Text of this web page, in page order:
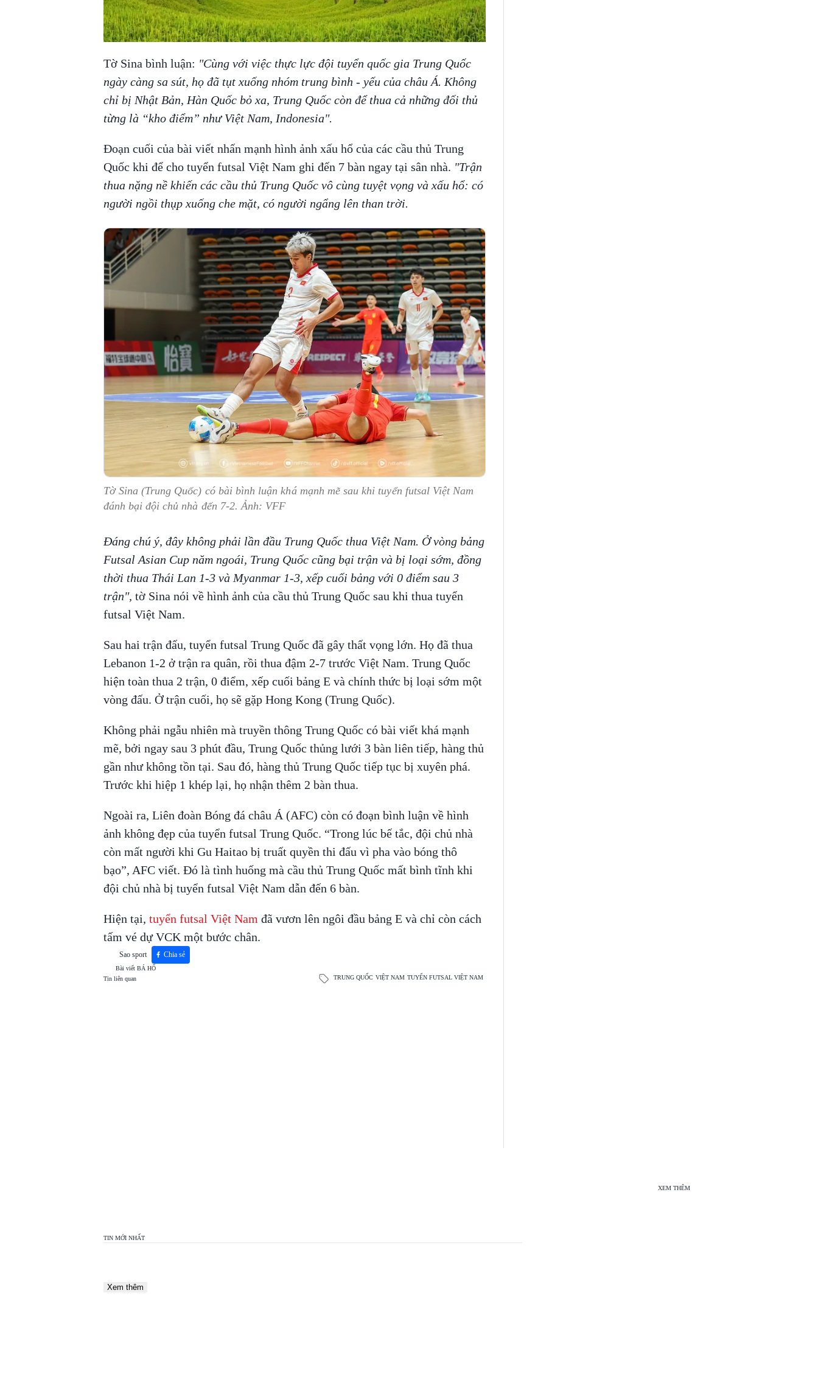
Tờ Sina bình luận: "Cùng với việc thực lực đội tuyển quốc gia Trung Quốc
ngày càng sa sút, họ đã tụt xuống nhóm trung bình - yếu của châu Á. Không
chỉ bị Nhật Bản, Hàn Quốc bỏ xa, Trung Quốc còn để thua cả những đối thủ
từng là “kho điểm” như Việt Nam, Indonesia".
Đoạn cuối của bài viết nhấn mạnh hình ảnh xấu hổ của các cầu thủ Trung
Quốc khi để cho tuyển futsal Việt Nam ghi đến 7 bàn ngay tại sân nhà. "Trận
thua nặng nề khiến các cầu thủ Trung Quốc vô cùng tuyệt vọng và xấu hổ: có
người ngồi thụp xuống che mặt, có người ngẩng lên than trời.
Tờ Sina (Trung Quốc) có bài bình luận khá mạnh mẽ sau khi tuyển futsal Việt Nam
đánh bại đội chủ nhà đến 7-2. Ảnh: VFF
Đáng chú ý, đây không phải lần đầu Trung Quốc thua Việt Nam. Ở vòng bảng
Futsal Asian Cup năm ngoái, Trung Quốc cũng bại trận và bị loại sớm, đồng
thời thua Thái Lan 1-3 và Myanmar 1-3, xếp cuối bảng với 0 điểm sau 3
trận", tờ Sina nói về hình ảnh của cầu thủ Trung Quốc sau khi thua tuyển
futsal Việt Nam.
Sau hai trận đấu, tuyển futsal Trung Quốc đã gây thất vọng lớn. Họ đã thua
Lebanon 1-2 ở trận ra quân, rồi thua đậm 2-7 trước Việt Nam. Trung Quốc
hiện toàn thua 2 trận, 0 điểm, xếp cuối bảng E và chính thức bị loại sớm một
vòng đấu. Ở trận cuối, họ sẽ gặp Hong Kong (Trung Quốc).
Không phải ngẫu nhiên mà truyền thông Trung Quốc có bài viết khá mạnh
mẽ, bởi ngay sau 3 phút đầu, Trung Quốc thủng lưới 3 bàn liên tiếp, hàng thủ
gần như không tồn tại. Sau đó, hàng thủ Trung Quốc tiếp tục bị xuyên phá.
Trước khi hiệp 1 khép lại, họ nhận thêm 2 bàn thua.
Ngoài ra, Liên đoàn Bóng đá châu Á (AFC) còn có đoạn bình luận về hình
ảnh không đẹp của tuyển futsal Trung Quốc. “Trong lúc bế tắc, đội chủ nhà
còn mất người khi Gu Haitao bị truất quyền thi đấu vì pha vào bóng thô
bạo”, AFC viết. Đó là tình huống mà cầu thủ Trung Quốc mất bình tĩnh khi
đội chủ nhà bị tuyển futsal Việt Nam dẫn đến 6 bàn.
Hiện tại, tuyển futsal Việt Nam đã vươn lên ngôi đầu bảng E và chỉ còn cách
tấm vé dự VCK một bước chân.
Sao sport Chia sẻ
Bài viết BÁ HỔ
Tin liên quan
TRUNG QUỐC VIỆT NAM TUYỂN FUTSAL VIỆT NAM
XEM THÊM
TIN MỚI NHẤT
Xem thêm